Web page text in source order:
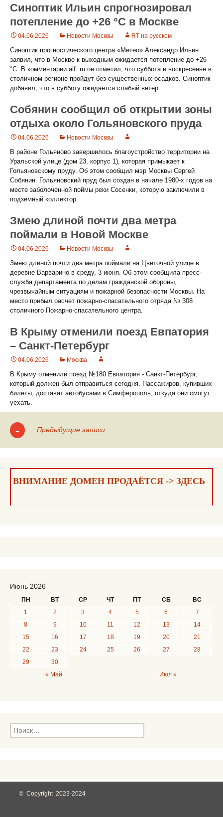
Синоптик Ильин спрогнозировал
потепление до +26 °C в Москве
04.06.2026 Новости Москвы RT на русском
Синоптик прогностического центра «Метео» Александр Ильин
заявил, что в Москве к выходным ожидается потепление до +26
°C. В комментарии aif. ru он отметил, что суббота и воскресенье в
столичном регионе пройдут без существенных осадков. Синоптик
добавил, что в субботу ожидается слабый ветер.
Собянин сообщил об открытии зоны
отдыха около Гольяновского пруда
04.06.2026 Новости Москвы
В районе Гольяново завершилось благоустройство территории на
Уральской улице (дом 23, корпус 1), которая примыкает к
Гольяновскому пруду. Об этом сообщил мэр Москвы Сергей
Собянин. Гольяновский пруд был создан в начале 1980-х годов на
месте заболоченной поймы реки Сосенки, которую заключили в
подземный коллектор.
Змею длиной почти два метра
поймали в Новой Москве
04.06.2026 Новости Москвы
Змею длиной почти два метра поймали на Цветочной улице в
деревне Варварино в среду, 3 июня. Об этом сообщила пресс-
служба департамента по делам гражданской обороны,
чрезвычайным ситуациям и пожарной безопасности Москвы. На
место прибыл расчет пожарно-спасательного отряда № 308
столичного Пожарно-спасательного центра.
В Крыму отменили поезд Евпатория
– Санкт-Петербург
04.06.2026 Москва
В Крыму отменили поезд №180 Евпатория - Санкт-Петербург,
который должен был отправиться сегодня. Пассажиров, купивших
билеты, доставят автобусами в Симферополь, откуда они смогут
уехать.
Навигация
записям
← Предыдущие записи
ВНИМАНИЕ ДОМЕН ПРОДАЁТСЯ -> ЗДЕСЬ
Июнь 2026
ПН ВТ СР ЧТ ПТ СБ ВС
« Май Июл »
1 2 3 4 5 6
7
8
9 10 11 12 13
14
15
16 17 18 19 20
21
22
23 24 25 26 27
28
29
30
Н
а
:
© Copyright 2023-2024